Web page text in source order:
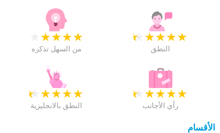
★
★
★
★
من السهل تذكره
★
★
★
★
★
النطق
★
★
★
★
★
النطق بالانجليزية
★
★
★
★
★
رأي الأجانب
الأقسام